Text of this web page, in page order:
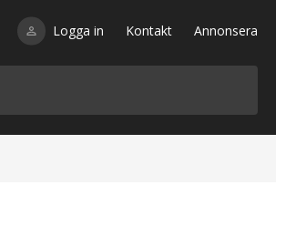
Logga in Kontakt Annonsera